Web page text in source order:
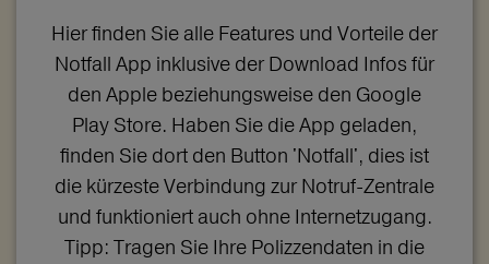
Hier finden Sie alle Features und Vorteile der
Notfall App inklusive der Download Infos für
den Apple beziehungsweise den Google
Play Store. Haben Sie die App geladen,
finden Sie dort den Button 'Notfall', dies ist
die kürzeste Verbindung zur Notruf-Zentrale
und funktioniert auch ohne Internetzugang.
Tipp: Tragen Sie Ihre Polizzendaten in die